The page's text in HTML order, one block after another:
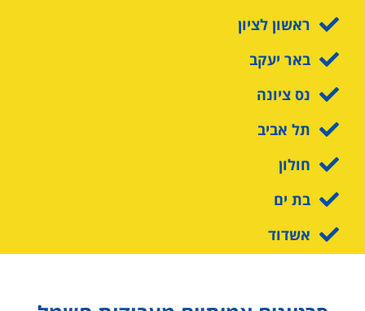
ראשון לציון
באר יעקב
נס ציונה
תל אביב
חולון
בת ים
אשדוד